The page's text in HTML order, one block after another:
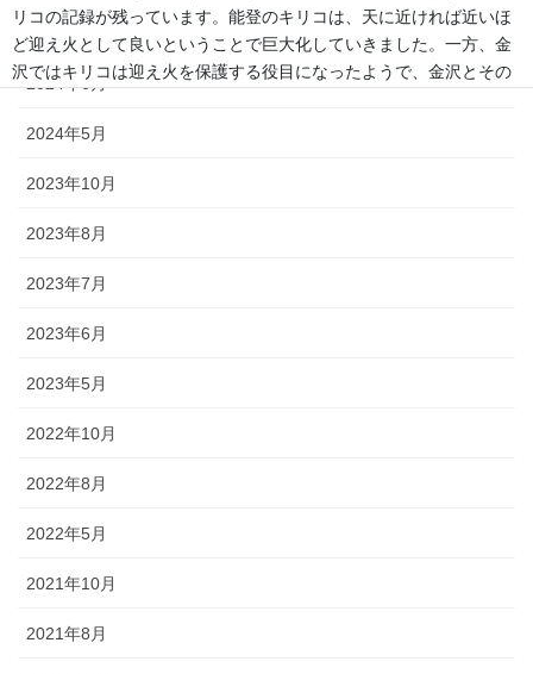
2024年9月
2024年6月
2024年5月
2023年10月
2023年8月
2023年7月
2023年6月
2023年5月
2022年10月
2022年8月
2022年5月
2021年10月
2021年8月
リコの記録が残っています。能登のキリコは、天に近ければ近いほ
ど迎え火として良いということで巨大化していきました。一方、金
沢ではキリコは迎え火を保護する役目になったようで、金沢とその
伝統的な風習です。 正確には、木や紙でできた灯篭のような箱で、
戚や知人らをもてなすことを指します。
◆天人堂とは？・・・・・戦前金沢では12月25日から正月15日まで
ました。加賀藩主前田家の先祖は菅原道真といわれ、道真が前田の
だと思われます。「勉強ができますように」との願いをこめて天神
料理のほかに、昔は、菓子の入っふた付の椀（わん）が並び、果物
ったものを「こぶた」といいます。
◆「あえのこと」とは？・・・・・「あえのこと」は毎年12月5日
今年一年の収穫に感謝する田の神様の祭りです。ごちそうを盛った